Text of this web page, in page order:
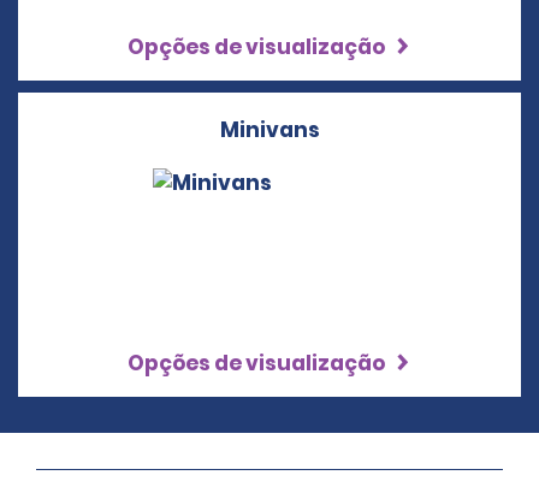
Opções de visualização
Minivans
Opções de visualização